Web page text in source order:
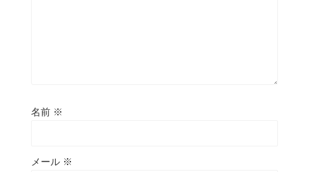
名前 ※
メール ※